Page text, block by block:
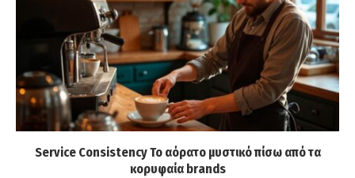
Service Consistency Το αόρατο μυστικό πίσω από τα
κορυφαία brands